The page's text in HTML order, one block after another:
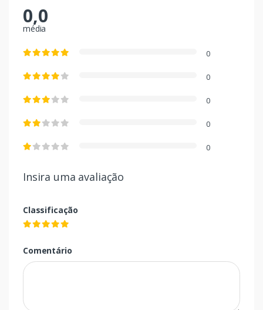
0,0
média
0
0
0
0
0
Insira uma avaliação
Classificação
Comentário